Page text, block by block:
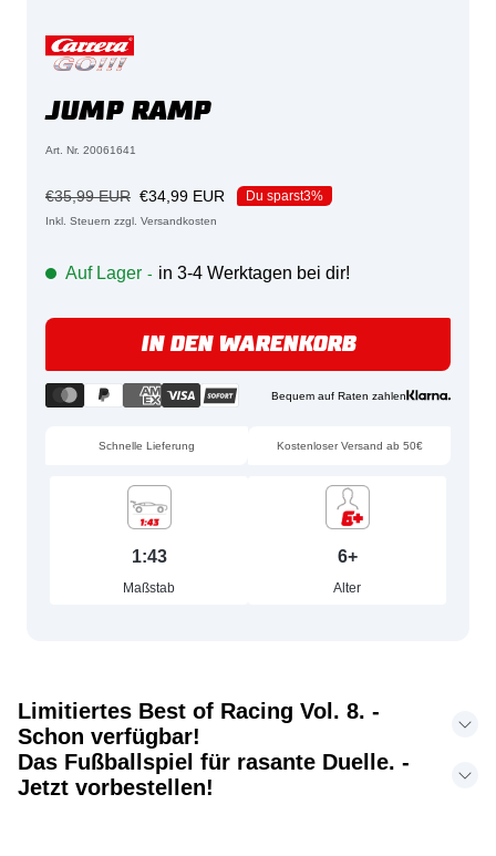
JUMP RAMP
Art. Nr. 20061641
Angebotspreis
€34,99 EUR
Regulärer
€35,99 EUR Du sparst3%
Inkl. Steuern zzgl. Versandkosten
Auf Lager - in 3-4 Werktagen bei dir!
IN DEN WARENKORB
Bequem auf Raten zahlen
Schnelle Lieferung Kostenloser Versand ab 50€
1:43
Maßstab
6+
Alter
Limitiertes Best of Racing Vol. 8. -
Schon verfügbar!
Das Fußballspiel für rasante Duelle. -
Jetzt vorbestellen!